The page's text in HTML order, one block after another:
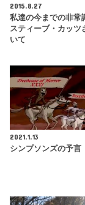
2015.8.27
私達の今までの非
スティーブ・カッツ
いて
2021.1.13
シンプソンズの予